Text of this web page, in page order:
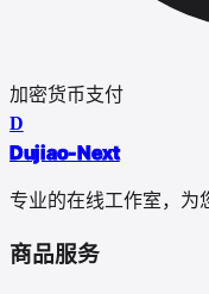
加密货币支付
D
Dujiao-Next
专业的在线工作室，为
商品服务